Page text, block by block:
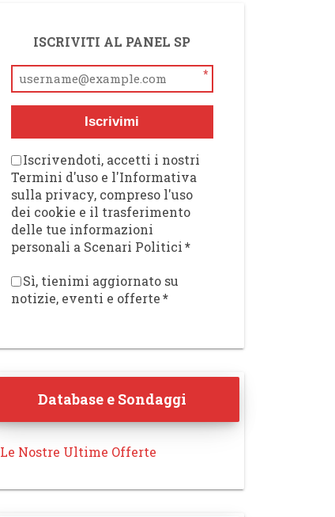
ISCRIVITI AL PANEL SP
*
Iscrivimi
Iscrivendoti, accetti i nostri
Termini d'uso e l'Informativa
sulla privacy, compreso l'uso
dei cookie e il trasferimento
delle tue informazioni
personali a Scenari Politici*
Sì, tienimi aggiornato su
notizie, eventi e offerte*
Database e Sondaggi
Le Nostre Ultime Offerte